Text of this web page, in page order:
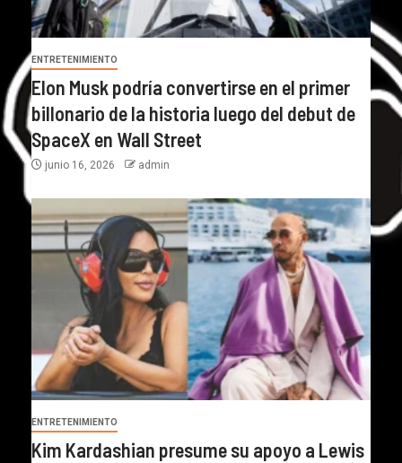
ENTRETENIMIENTO
Elon Musk podría convertirse en el primer
billonario de la historia luego del debut de
SpaceX en Wall Street
junio 16, 2026 admin
ENTRETENIMIENTO
Kim Kardashian presume su apoyo a Lewis